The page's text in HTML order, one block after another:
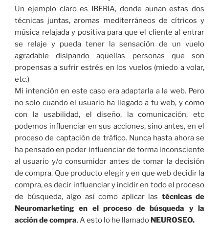
Un ejemplo claro es IBERIA, donde aunan estas dos
técnicas juntas, aromas mediterráneos de cítricos y
música relajada y positiva para que el cliente al entrar
se relaje y pueda tener la sensación de un vuelo
agradable disipando aquellas personas que son
propensas a sufrir estrés en los vuelos (miedo a volar,
etc.)
Mi intención en este caso era adaptarla a la web. Pero
no solo cuando el usuario ha llegado a tu web, y como
con la usabilidad, el diseño, la comunicación, etc
podemos influenciar en sus acciones, sino antes, en el
proceso de captación de tráfico. Nunca hasta ahora se
ha pensado en poder influenciar de forma inconsciente
al usuario y/o consumidor antes de tomar la decisión
de compra. Que producto elegir y en que web decidir la
compra, es decir influenciar y incidir en todo el proceso
de búsqueda, algo así como aplicar las técnicas de
Neuromarketing en el proceso de búsqueda y la
acción de compra. A esto lo he llamado NEUROSEO.